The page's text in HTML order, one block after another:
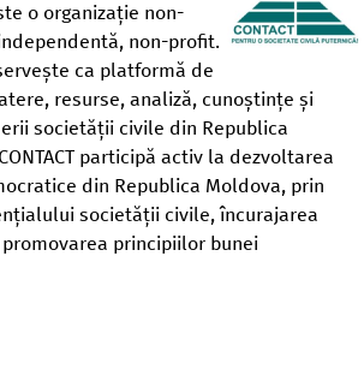
o organizație non-
non-profit.
ca platformă de
resurse, analiză, cunoștințe și
societății civile din Republica
participă activ la dezvoltarea
din Republica Moldova, prin
societății civile, încurajarea
principiilor bunei